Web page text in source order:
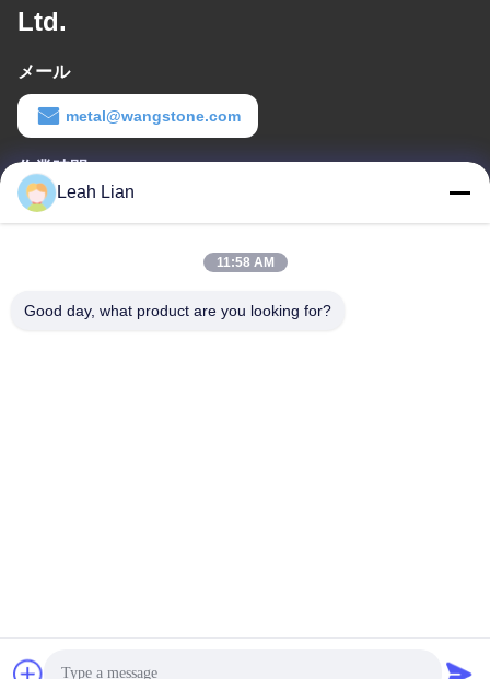
Ltd.
メール
metal@wangstone.com
作業時間
8:30-6:00
ユニット701A,第837号 中央キアンプ2丁目,シミン地区,シアメン,
プライバシーポリシー
Leah Lian
11:58 AM
Good day, what product are you looking for?